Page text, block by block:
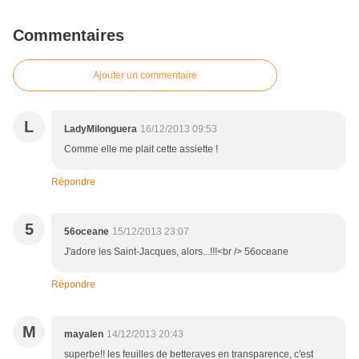
Commentaires
Ajouter un commentaire
L LadyMilonguera 16/12/2013 09:53
Comme elle me plait cette assiette !
Répondre
5 56oceane 15/12/2013 23:07
J'adore les Saint-Jacques, alors...!!!<br /> 56oceane
Répondre
M mayalen 14/12/2013 20:43
superbe!! les feuilles de betteraves en transparence, c'est